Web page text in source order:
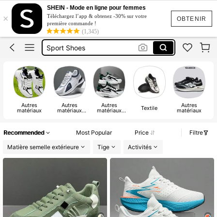
OBTENIR
×
SHEIN - Mode en ligne pour femmes
Téléchargez l’app & obtenez -30% sur votre
première commande !
(1,345)
Soulier Homme Sport
Survetement Homme Sport
Basket Homme
Sport Shoes
Soulier Homme Sport
Autres
matériaux
Autres
matériaux
Autres
matériaux Textile Autres
matériaux
Recommended Most Popular Price
Filtre
Matière semelle extérieure
Tige Activités